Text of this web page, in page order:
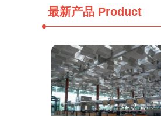
最新产品 Product